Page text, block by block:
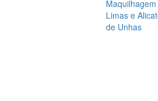
Maquilhagem
Limas e
de Unhas